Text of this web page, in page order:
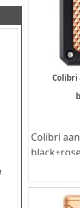
Colibri
Colibri
krachtige